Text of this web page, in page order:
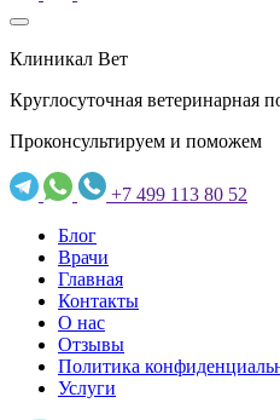
Клиникал Вет
Круглосуточная ветеринарная
Проконсультируем и поможем
+7 499 113 80 52
Блог
Врачи
Главная
Контакты
О нас
Отзывы
Политика
Услуги